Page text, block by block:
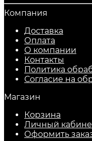
Компания
Доставка
Оплата
О компании
Контакты
Политика
Согласие на
Магазин
Корзина
Личный
Оформить